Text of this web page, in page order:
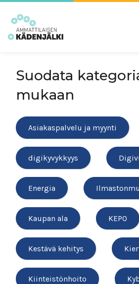
Suodata
mukaan
Asiakaspalvelu ja myynti
digikyvykkyys
Energia
Kaupan ala KEPO
Kestävä kehitys
Kiinteistönhoito